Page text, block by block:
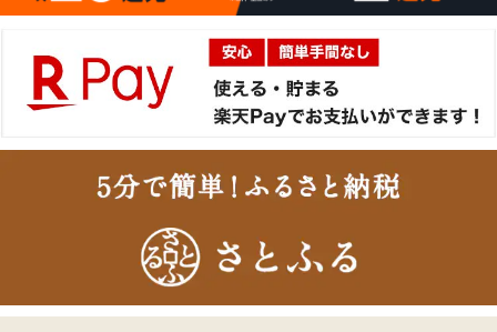
02:17:00
セット (500g・1kg・
1.5kg)
17
23:49:00
東京都
神戸牛 食べ比べお重 二
段
2026-
08-07
18:25:00
新潟県
ト １万５千円
2026-
08-07
14:30:00
大阪府
A5等級 神戸牛 フィレ ブ
ロック 500g
2026-
[家庭用] A5等級神戸牛